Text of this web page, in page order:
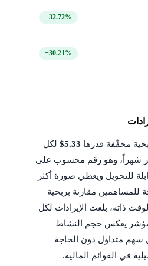
+32.72%
+30.21%
$5.33لكل
شهراً، وهو رقم محسوب على
للتحويل ويعطي صورة أكثر
للمساهمين مقارنة بربحية
ذاته، بلغت الإيرادات لكل
يعكس حجم النشاط
سهم متداول دون الحاجة
في القوائم المالية.